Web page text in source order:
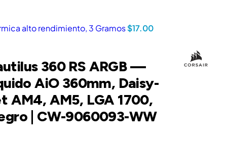
alto rendimiento, 3 Gramos$17.00
360 RS ARGB —
AiO 360mm, Daisy-
AM4, AM5, LGA 1700,
| CW-9060093-WW